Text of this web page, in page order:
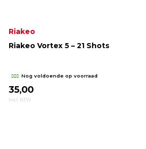
Riakeo
Riakeo Vortex 5 – 21 Shots
Nog voldoende op voorraad
35,00
Incl. BTW